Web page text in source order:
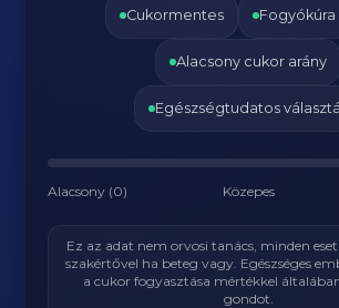
Cukormentes
Alacsony cukor arány
Egészségtudatos
Alacsony (0) Közepes
Ez az adat nem orvosi tanács, minden
szakértővel ha beteg vagy. Egészséges
a cukor fogyasztása mértékkel
gondot.